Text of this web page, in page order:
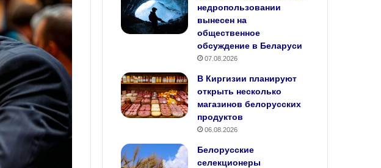
недропользовании
вынесен на
общественное
обсуждение в Беларуси
07.08.2026
В Киргизии планируют
открыть несколько
магазинов белорусских
продуктов
06.08.2026
Белорусские
селекционеры